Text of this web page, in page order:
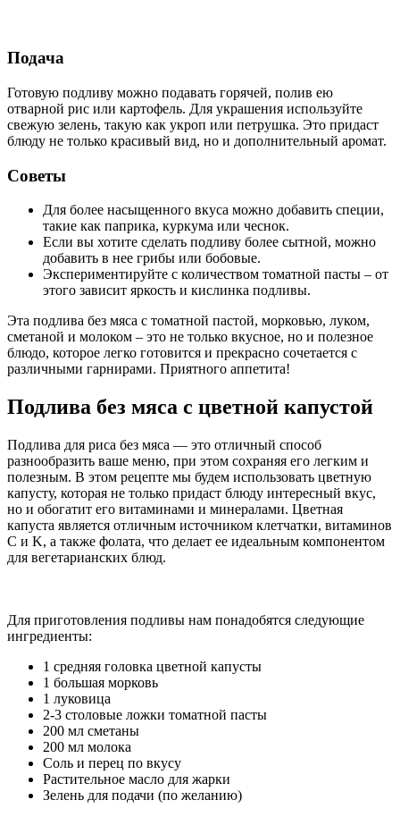
Подача
Готовую подливу можно подавать горячей, полив ею
отварной рис или картофель. Для украшения используйте
свежую зелень, такую как укроп или петрушка. Это придаст
блюду не только красивый вид, но и дополнительный аромат.
Советы
Для более насыщенного вкуса можно добавить специи,
такие как паприка, куркума или чеснок.
Если вы хотите сделать подливу более сытной, можно
добавить в нее грибы или бобовые.
Экспериментируйте с количеством томатной пасты – от
этого зависит яркость и кислинка подливы.
Эта подлива без мяса с томатной пастой, морковью, луком,
сметаной и молоком – это не только вкусное, но и полезное
блюдо, которое легко готовится и прекрасно сочетается с
различными гарнирами. Приятного аппетита!
Подлива без мяса с цветной капустой
Подлива для риса без мяса — это отличный способ
разнообразить ваше меню, при этом сохраняя его легким и
полезным. В этом рецепте мы будем использовать цветную
капусту, которая не только придаст блюду интересный вкус,
но и обогатит его витаминами и минералами. Цветная
капуста является отличным источником клетчатки, витаминов
C и K, а также фолата, что делает ее идеальным компонентом
для вегетарианских блюд.
Для приготовления подливы нам понадобятся следующие
ингредиенты:
1 средняя головка цветной капусты
1 большая морковь
1 луковица
2-3 столовые ложки томатной пасты
200 мл сметаны
200 мл молока
Соль и перец по вкусу
Растительное масло для жарки
Зелень для подачи (по желанию)